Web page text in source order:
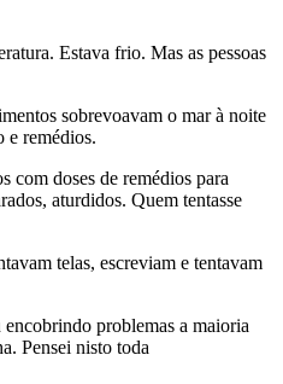
Estava frio. Mas as pessoas
sobrevoavam o mar à noite
e remédios.
com doses de remédios para
aturdidos. Quem tentasse
telas, escreviam e tentavam
problemas a maioria
Pensei nisto toda